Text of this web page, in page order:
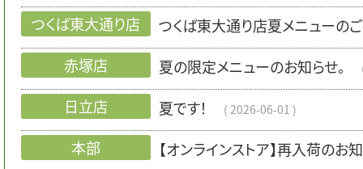
つくば東大通り店
つくば東大通り店夏メニューの
赤塚店
夏の限定メニューのお知らせ。
日立店
夏です！ 2026-06-01
本部
【オンラインストア】再入荷のお